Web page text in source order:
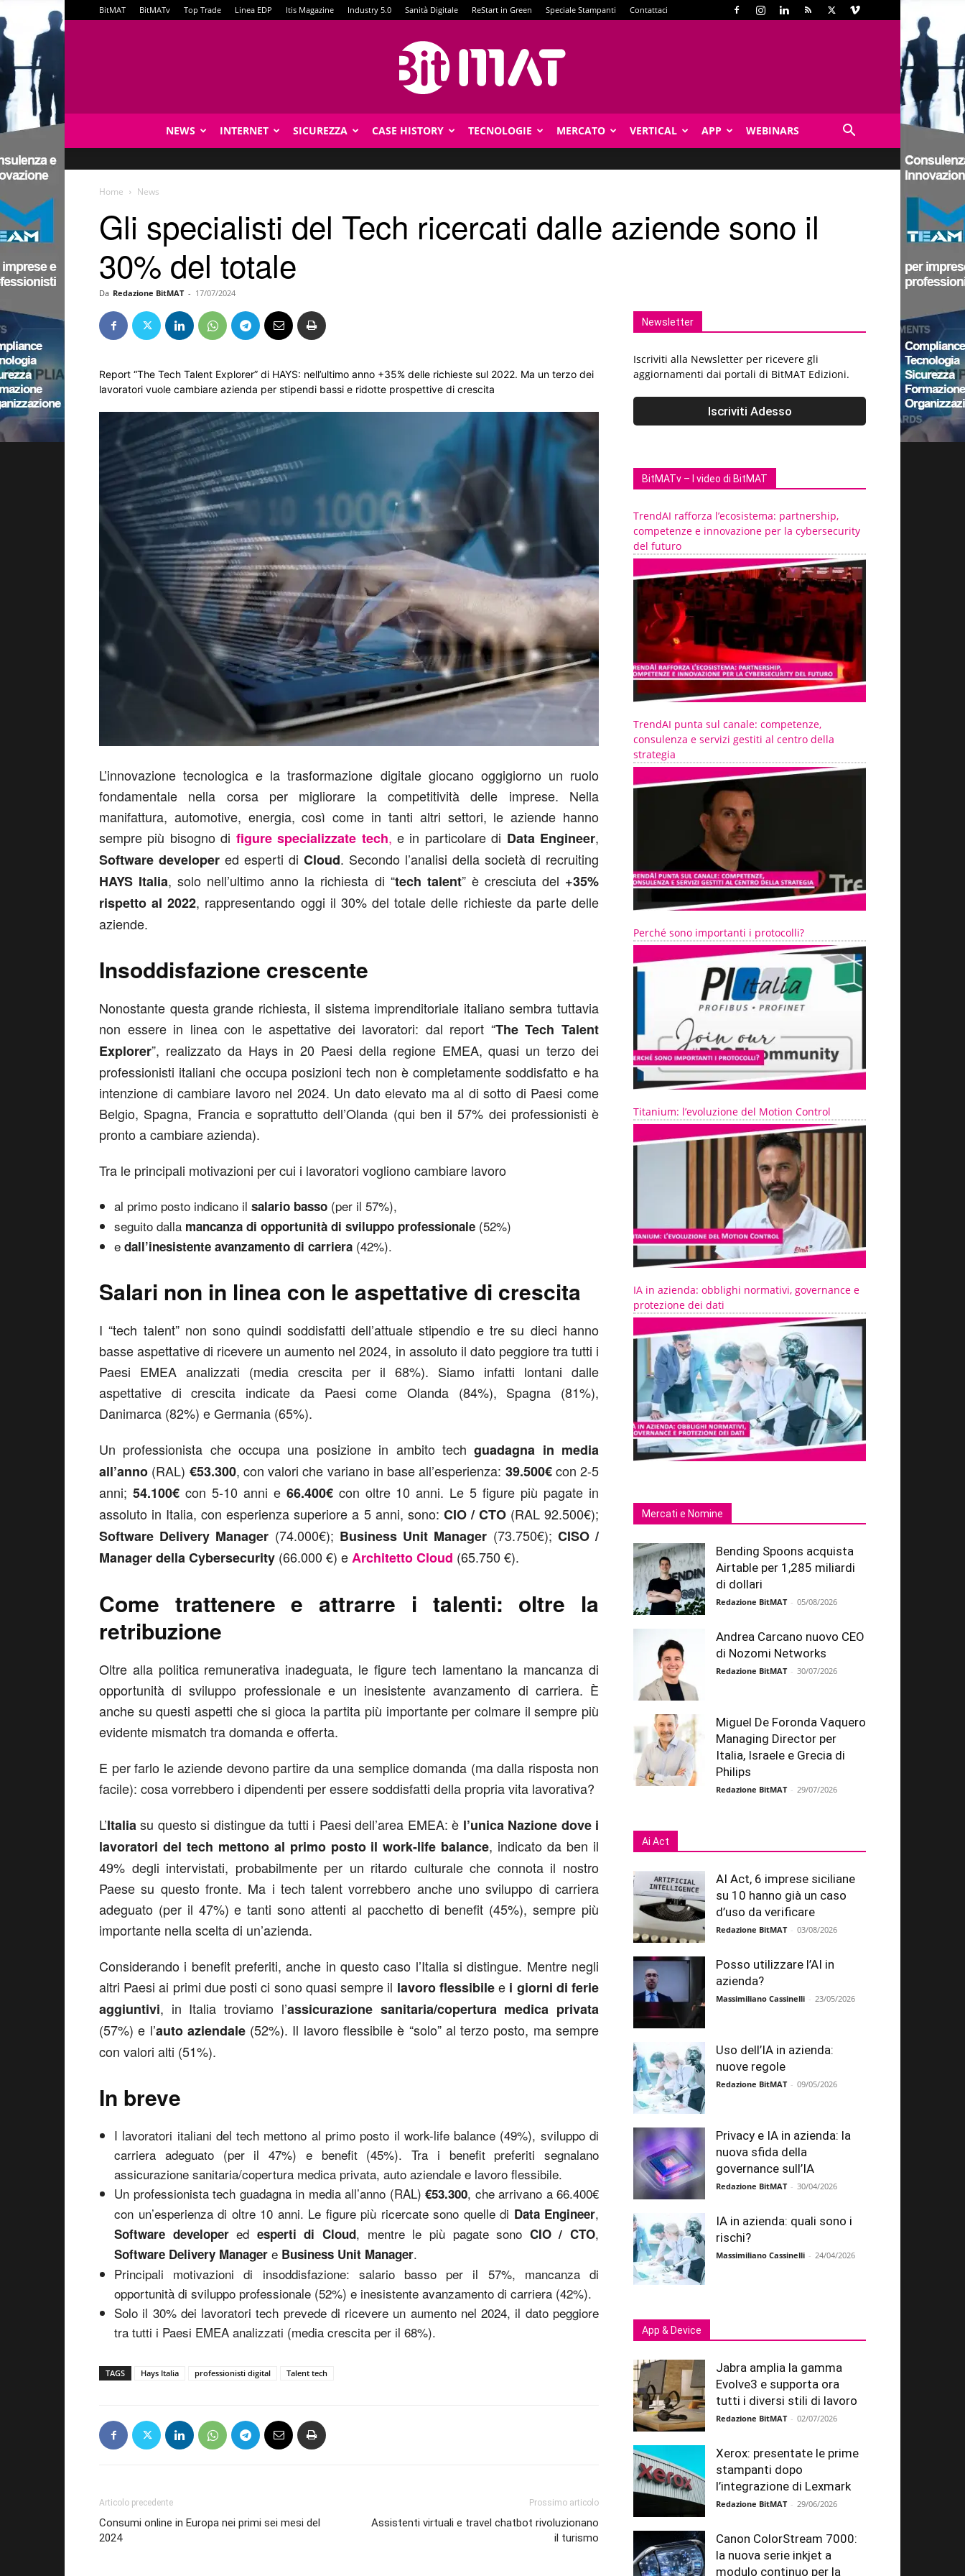
BitMAT BitMATv Top Trade Linea EDP Itis Magazine Industry 5.0 Sanità Digitale ReStart in Green Speciale Stampanti Contattaci
NEWS INTERNET SICUREZZA CASE HISTORY TECNOLOGIE MERCATO VERTICAL APP WEBINARS
Home News
Gli specialisti del Tech ricercati dalle aziende sono il
30% del totale
Da Redazione BitMAT - 17/07/2024
Report “The Tech Talent Explorer” di HAYS: nell’ultimo anno +35% delle richieste sul 2022. Ma un terzo dei
lavoratori vuole cambiare azienda per stipendi bassi e ridotte prospettive di crescita
L’innovazione tecnologica e la trasformazione digitale giocano oggigiorno un ruolo
fondamentale nella corsa per migliorare la competitività delle imprese. Nella
manifattura, automotive, energia, così come in tanti altri settori, le aziende hanno
sempre più bisogno di figure specializzate tech, e in particolare di Data Engineer,
Software developer ed esperti di Cloud. Secondo l’analisi della società di recruiting
HAYS Italia, solo nell’ultimo anno la richiesta di “tech talent” è cresciuta del +35%
rispetto al 2022, rappresentando oggi il 30% del totale delle richieste da parte delle
aziende.
Insoddisfazione crescente
Nonostante questa grande richiesta, il sistema imprenditoriale italiano sembra tuttavia
non essere in linea con le aspettative dei lavoratori: dal report “The Tech Talent
Explorer”, realizzato da Hays in 20 Paesi della regione EMEA, quasi un terzo dei
professionisti italiani che occupa posizioni tech non è completamente soddisfatto e ha
intenzione di cambiare lavoro nel 2024. Un dato elevato ma al di sotto di Paesi come
Belgio, Spagna, Francia e soprattutto dell’Olanda (qui ben il 57% dei professionisti è
pronto a cambiare azienda).
Tra le principali motivazioni per cui i lavoratori vogliono cambiare lavoro
al primo posto indicano il salario basso (per il 57%),
seguito dalla mancanza di opportunità di sviluppo professionale (52%)
e dall’inesistente avanzamento di carriera (42%).
Salari non in linea con le aspettative di crescita
I “tech talent” non sono quindi soddisfatti dell’attuale stipendio e tre su dieci hanno
basse aspettative di ricevere un aumento nel 2024, in assoluto il dato peggiore tra tutti i
Paesi EMEA analizzati (media crescita per il 68%). Siamo infatti lontani dalle
aspettative di crescita indicate da Paesi come Olanda (84%), Spagna (81%),
Danimarca (82%) e Germania (65%).
Un professionista che occupa una posizione in ambito techguadagna in media
all’anno (RAL) €53.300, con valori che variano in base all’esperienza: 39.500€con 2-5
anni; 54.100€con 5-10 anni e 66.400€con oltre 10 anni. Le 5 figure più pagate in
assoluto in Italia, con esperienza superiore a 5 anni, sono: CIO / CTO(RAL 92.500€);
Software Delivery Manager (74.000€); Business Unit Manager (73.750€); CISO /
Manager della Cybersecurity (66.000 €) eArchitetto Cloud (65.750 €).
Come trattenere e attrarre i talenti: oltre la
retribuzione
Oltre alla politica remunerativa inadeguata, le figure tech lamentano la mancanza di
opportunità di sviluppo professionale e un inesistente avanzamento di carriera. È
anche su questi aspetti che si gioca la partita più importante per colmare il sempre più
evidente mismatch tra domanda e offerta.
E per farlo le aziende devono partire da una semplice domanda (ma dalla risposta non
facile): cosa vorrebbero i dipendenti per essere soddisfatti della propria vita lavorativa?
L’Italiasu questo si distingue da tutti i Paesi dell’area EMEA: è l’unica Nazione dove i
lavoratori del tech mettono al primo posto il work-life balance, indicato da ben il
49% degli intervistati, probabilmente per un ritardo culturale che connota il nostro
Paese su questo fronte. Ma i tech talent vorrebbero anche uno sviluppo di carriera
adeguato (per il 47%) e tanti sono attenti al pacchetto di benefit (45%), sempre più
importante nella scelta di un’azienda.
Considerando i benefit preferiti, anche in questo caso l’Italia si distingue. Mentre negli
altri Paesi ai primi due posti ci sono quasi sempre il lavoro flessibilee i giorni di ferie
aggiuntivi, in Italia troviamo l’assicurazione sanitaria/copertura medica privata
(57%) e l’auto aziendale (52%). Il lavoro flessibile è “solo” al terzo posto, ma sempre
con valori alti (51%).
In breve
I lavoratori italiani del tech mettono al primo posto il work-life balance (49%), sviluppo di
carriera adeguato (per il 47%) e benefit (45%). Tra i benefit preferiti segnalano
assicurazione sanitaria/copertura medica privata, auto aziendale e lavoro flessibile.
Un professionista tech guadagna in media all’anno (RAL) €53.300, che arrivano a 66.400€
con un’esperienza di oltre 10 anni. Le figure più ricercate sono quelle di Data Engineer,
Software developered esperti di Cloud, mentre le più pagate sono CIO / CTO,
Software Delivery Manager e Business Unit Manager.
Principali motivazioni di insoddisfazione: salario basso per il 57%, mancanza di
opportunità di sviluppo professionale (52%) e inesistente avanzamento di carriera (42%).
Solo il 30% dei lavoratori tech prevede di ricevere un aumento nel 2024, il dato peggiore
tra tutti i Paesi EMEA analizzati (media crescita per il 68%).
TAGS Hays Italia professionisti digital Talent tech
Articolo precedente
Consumi online in Europa nei primi sei mesi del
2024
Prossimo articolo
Assistenti virtuali e travel chatbot rivoluzionano
il turismo
Newsletter
Iscriviti alla Newsletter per ricevere gli
aggiornamenti dai portali di BitMAT Edizioni.
BitMATv – I video di BitMAT
TrendAI rafforza l’ecosistema: partnership,
competenze e innovazione per la cybersecurity
del futuro
TrendAI punta sul canale: competenze,
consulenza e servizi gestiti al centro della
strategia
Perché sono importanti i protocolli?
Titanium: l’evoluzione del Motion Control
IA in azienda: obblighi normativi, governance e
protezione dei dati
Mercati e Nomine
Bending Spoons acquista
Airtable per 1,285 miliardi
di dollari
Redazione BitMAT - 05/08/2026
Andrea Carcano nuovo CEO
di Nozomi Networks
Redazione BitMAT - 30/07/2026
Miguel De Foronda Vaquero
Managing Director per
Italia, Israele e Grecia di
Philips
Redazione BitMAT - 29/07/2026
Ai Act
AI Act, 6 imprese siciliane
su 10 hanno già un caso
d’uso da verificare
Redazione BitMAT - 03/08/2026
Posso utilizzare l’AI in
azienda?
Massimiliano Cassinelli - 23/05/2026
Uso dell’IA in azienda:
nuove regole
Redazione BitMAT - 09/05/2026
Privacy e IA in azienda: la
nuova sfida della
governance sull’IA
Redazione BitMAT - 30/04/2026
IA in azienda: quali sono i
rischi?
Massimiliano Cassinelli - 24/04/2026
App & Device
Jabra amplia la gamma
Evolve3 e supporta ora
tutti i diversi stili di lavoro
Redazione BitMAT - 02/07/2026
Xerox: presentate le prime
stampanti dopo
l’integrazione di Lexmark
Redazione BitMAT - 29/06/2026
Canon ColorStream 7000:
la nuova serie inkjet a
modulo continuo per la